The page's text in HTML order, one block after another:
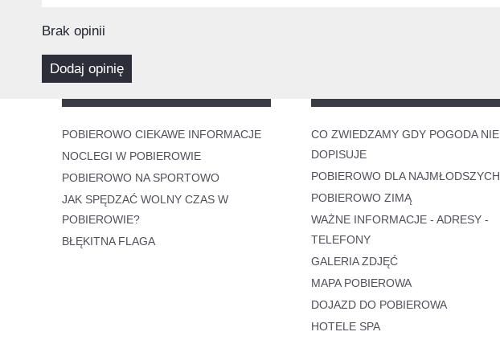
Brak opinii
dodaj opinię
POBIEROWO CIEKAWE INFORMACJE
NOCLEGI W POBIEROWIE
POBIEROWO NA SPORTOWO
JAK SPĘDZAĆ WOLNY CZAS W
POBIEROWIE?
BŁĘKITNA FLAGA
CO ZWIEDZAMY GDY POGODA NIE
DOPISUJE
POBIEROWO DLA NAJMŁODSZYCH
POBIEROWO ZIMĄ
WAŻNE INFORMACJE - ADRESY -
TELEFONY
GALERIA ZDJĘĆ
MAPA POBIEROWA
DOJAZD DO POBIEROWA
HOTELE SPA